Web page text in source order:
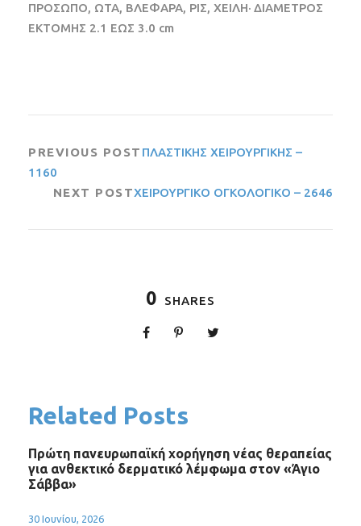
ΠΡΟΣΩΠΟ, ΩΤΑ, ΒΛΕΦΑΡΑ, ΡΙΣ, ΧΕΙΛΗ· ΔΙΑΜΕΤΡΟΣ
ΕΚΤΟΜΗΣ 2.1 ΕΩΣ 3.0 cm
PREVIOUS POST ΠΛΑΣΤΙΚΗΣ ΧΕΙΡΟΥΡΓΙΚΗΣ –
1160
NEXT POSTΧΕΙΡΟΥΡΓΙΚΟ ΟΓΚΟΛΟΓΙΚΟ – 2646
0 SHARES
Related Posts
Πρώτη πανευρωπαϊκή χορήγηση νέας θεραπείας
για ανθεκτικό δερματικό λέμφωμα στον «Άγιο
Σάββα»
30 Ιουνίου, 2026